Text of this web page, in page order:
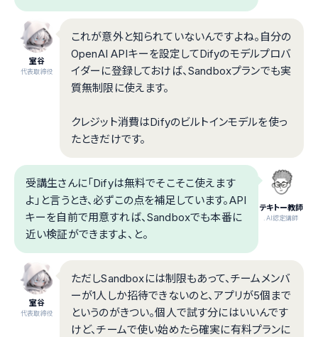
室谷
代表取締役
これが意外と知られていないんですよね。自分の
OpenAI APIキーを設定してDifyのモデルプロバ
イダーに登録しておけば、Sandboxプランでも実
質無制限に使えます。
クレジット消費はDifyのビルトインモデルを使っ
たときだけです。
テキトー教師
.AI認定講師
受講生さんに「Difyは無料でそこそこ使えます
よ」と言うとき、必ずこの点を補足しています。API
キーを自前で用意すれば、Sandboxでも本番に
近い検証ができますよ、と。
室谷
代表取締役
ただしSandboxには制限もあって、チームメンバ
ーが1人しか招待できないのと、アプリが5個まで
というのがきつい。個人で試す分にはいいんです
けど、チームで使い始めたら確実に有料プランに